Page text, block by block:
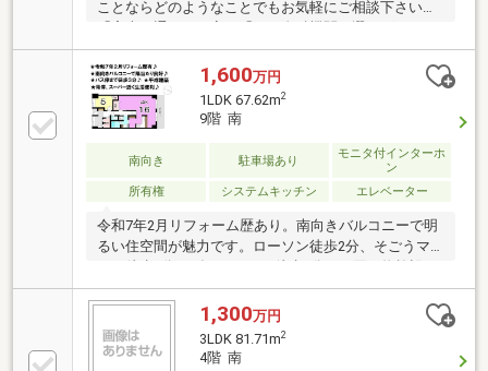
ことならどのようなことでもお気軽にご相談下さい。
分からない」「住宅ローン商品の選び方が分からな
い」「車のローンがあるけど大丈夫？」「年齢がネッ
クになっている」皆様のご不安やお悩みを一緒に解決
します！もちろん強引な営業は行いません。公平中立
な立場でお客様に合った金融機関をご提案させていた
だきます。
1,600万円
1LDK 67.62m2
9階 南
南向き 駐車場あり
モニタ付インターホ
ン
所有権
システムキッチン エレベーター
令和7年2月リフォーム歴あり。南向きバルコニーで明
るい住空間が魅力です。ローソン徒歩2分、そごうマ
徒歩圏内に充実。辰巳町バス停徒歩3分で交通アクセ
スも良好です。住宅ローンのご相談や資金計画のご提
案もお気軽にご相談ください。
1,300万円
3LDK 81.71m2
4階 南